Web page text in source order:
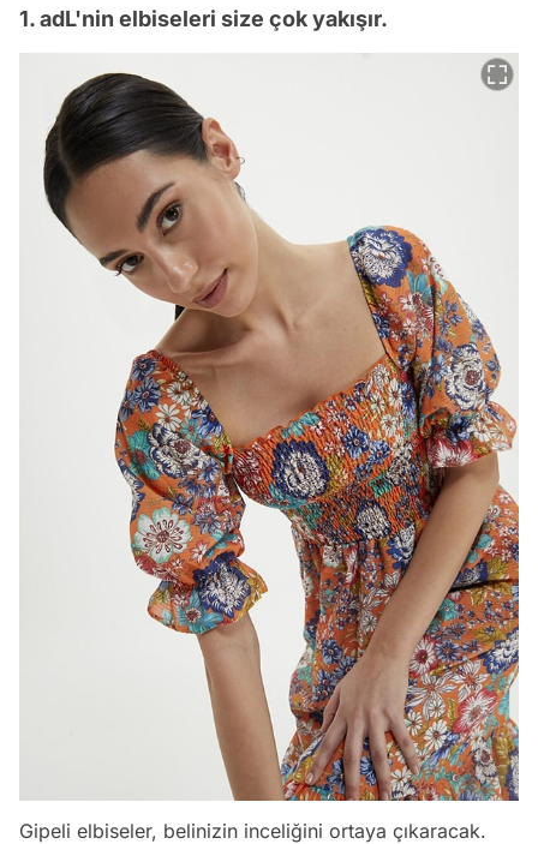
1. adL'nin elbiseleri size çok yakışır.
Gipeli elbiseler, belinizin inceliğini ortaya çıkaracak.